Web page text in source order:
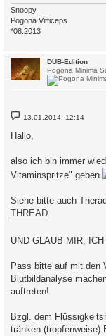
Snoopy
Pogona Vitticeps
*08.2013
DUB-Edition
Pogona Minima
B
e
i
t
g
13.01.2014, 12:14
Hallo,
also ich bin immer
Vitaminspritze" geben.
Siehe bitte auch
THREAD
UND GLAUB MIR,
Pass bitte auf mit den
Blutbildanalyse
auftreten!
Bzgl. dem
tränken (tropfenweise)